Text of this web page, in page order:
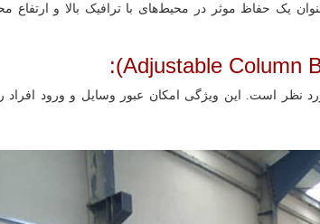
یک حفاظ موثر در محیط‌های با ترافیک بالا و ارتفاع
نظر است. این ویژگی امکان عبور وسایل و ورود افراد